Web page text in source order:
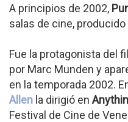
A principios de 2002,
salas de cine, producido
Fue la protagonista del
por Marc Munden y
en la temporada 2002.
Allen la dirigió en
Festival de Cine de